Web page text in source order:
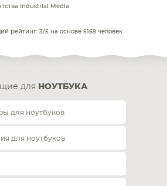
Industrial Media
рейтинг: 3/5 на основе 5169 человек.
для НОУТБУКА
для ноутбуков
для ноутбуков